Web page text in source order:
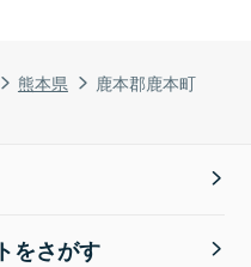
熊本県 鹿本郡鹿本町
をさがす